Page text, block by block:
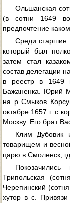
Ольшанская
(в сотни 1649
предпочтение
Среди старшин
который был
затем стал
состав делегации
в реестр в 1649
Бажаненка. Юрий
на р Смыков
октябре 1657 г. с
Москву. Его брат
Клим Дубовик
товарищем и
царю в Смоленск,
Трипольская
Черепинский
хутор в с.